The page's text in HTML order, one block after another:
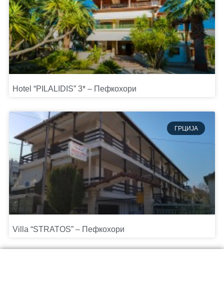
Hotel “PILALIDIS” 3* – Пефкохори
ГРЦИЈА
Villa “STRATOS” – Пефкохори